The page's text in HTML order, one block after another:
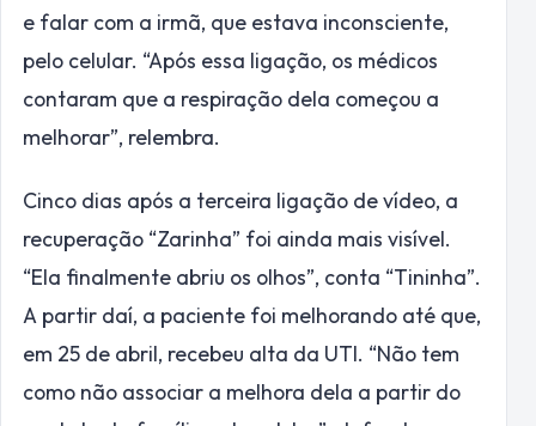
e falar com a irmã, que estava inconsciente,
pelo celular. “Após essa ligação, os médicos
contaram que a respiração dela começou a
melhorar”, relembra.
Cinco dias após a terceira ligação de vídeo, a
recuperação “Zarinha” foi ainda mais visível.
“Ela finalmente abriu os olhos”, conta “Tininha”.
A partir daí, a paciente foi melhorando até que,
em 25 de abril, recebeu alta da UTI. “Não tem
como não associar a melhora dela a partir do